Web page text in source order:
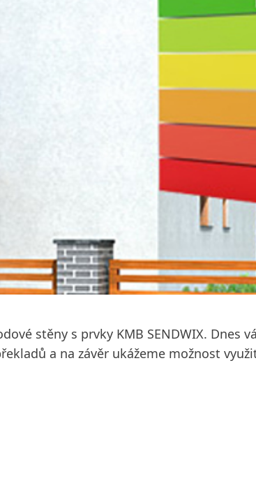
stěny s prvky KMB SENDWIX. Dnes
a na závěr ukážeme možnost